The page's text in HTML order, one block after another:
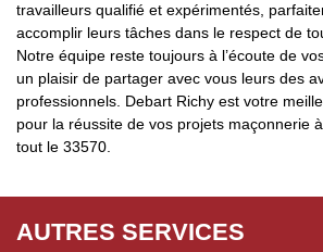
travailleurs qualifié et expérimentés,
accomplir leurs tâches dans le respect de
Notre équipe reste toujours à l’écoute de
un plaisir de partager avec vous leurs des
professionnels. Debart Richy est votre
pour la réussite de vos projets maçonnerie
tout le 33570.
AUTRES SERVICES